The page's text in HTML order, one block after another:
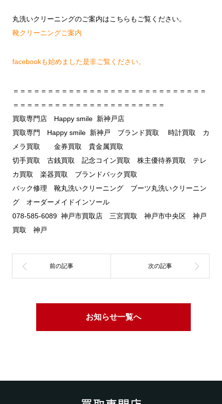
丸洗いクリーニングのご案内はこちらもご覧ください。
靴クリーニングご案内
facebookも始めました是非ご覧ください。
＝＝＝＝＝＝＝＝＝＝＝＝＝＝＝＝＝＝＝＝＝＝＝＝＝＝＝＝
＝＝＝＝＝＝＝＝＝＝＝＝＝＝＝＝＝＝＝＝＝＝
買取専門店 Happy smile 新神戸店
買取専門 Happy smile 新神戸 ブランド買取 時計買取 カ
メラ買取 金券買取 貴金属買取
切手買取 古銭買取 記念コイン買取 株主優待券買取 テレ
カ買取 楽器買取 ブランドバック買取
バック修理 靴丸洗いクリーニング ブーツ丸洗いクリーニン
グ オーダーメイドインソール
078-585-6089 神戸市買取店 三宮買取 神戸市中央区 神戸
買取 神戸
お知らせ一覧へ